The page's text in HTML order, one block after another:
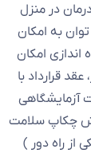
در منزل
به امکان
اندازی امکان
قرارداد با
آزمایشگاهی
چکاپ سلامت
از راه دور )